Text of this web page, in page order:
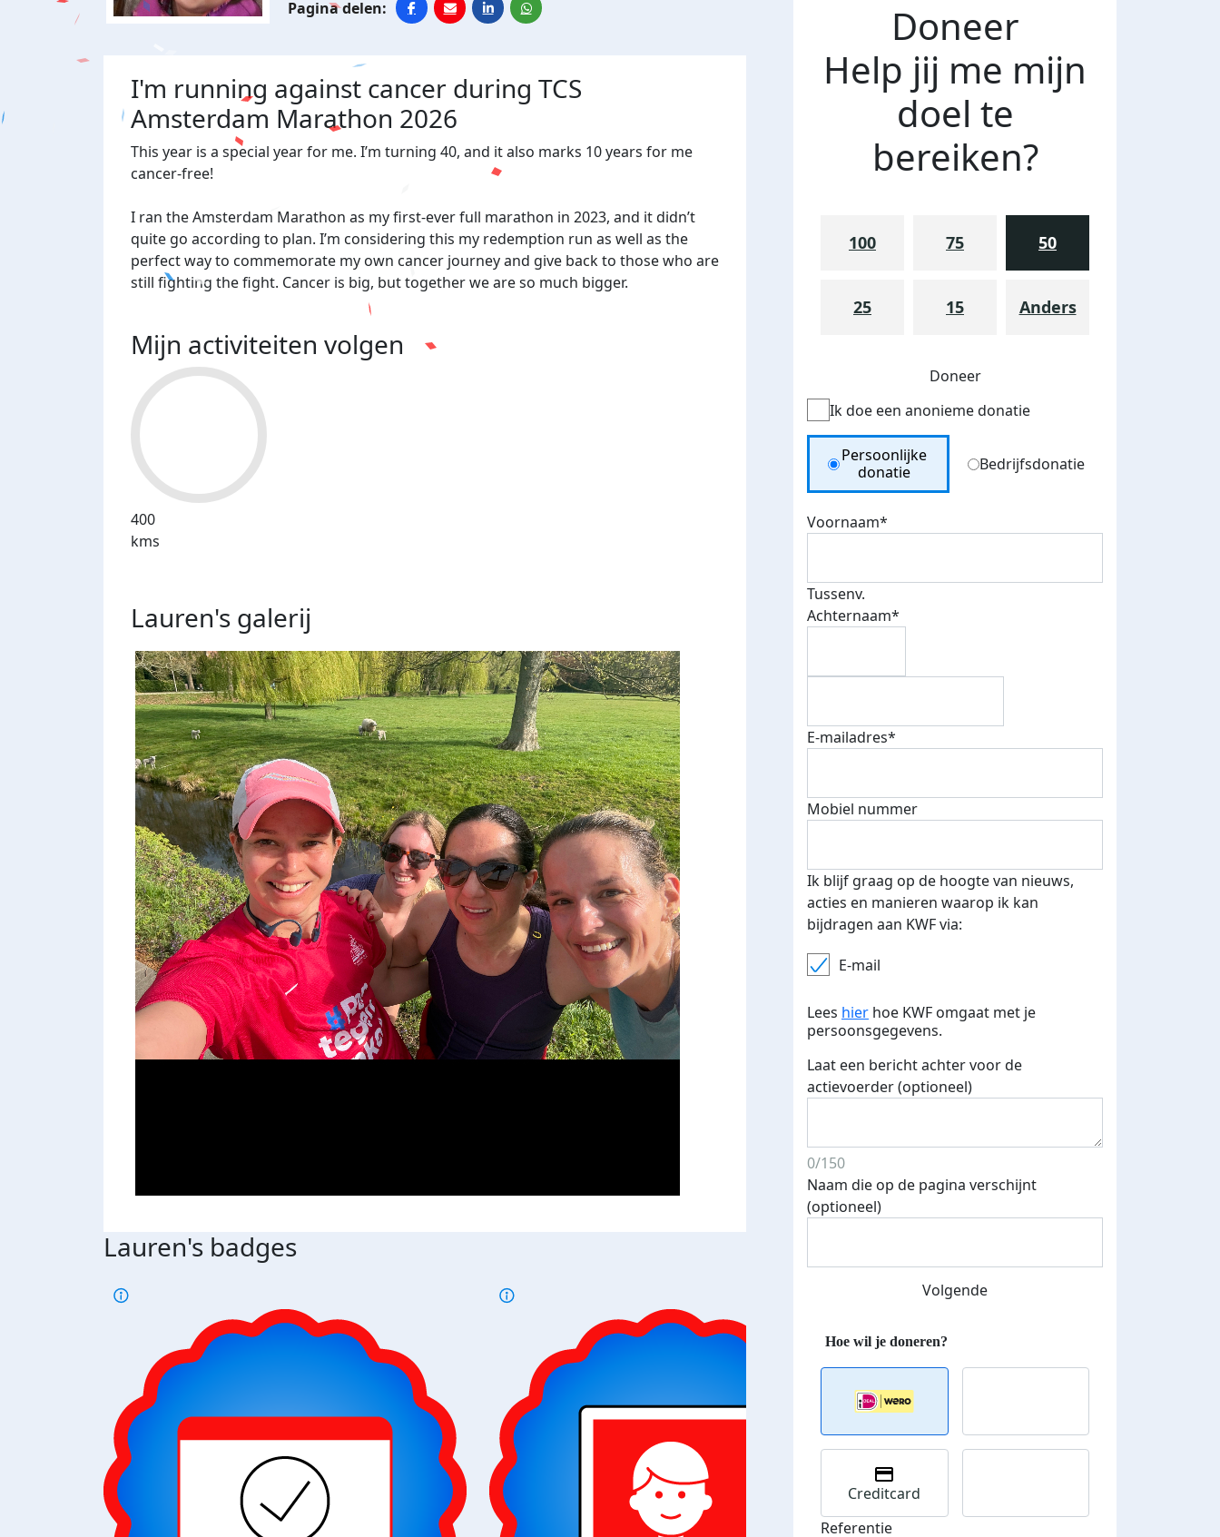
I'm running against cancer during TCS
Amsterdam Marathon 2026
This year is a special year for me. I’m turning 40, and it also marks 10 years for me
cancer-free!
I ran the Amsterdam Marathon as my first-ever full marathon in 2023, and it didn’t
quite go according to plan. I’m considering this my redemption run as well as the
perfect way to commemorate my own cancer journey and give back to those who are
still fighting the fight. Cancer is big, but together we are so much bigger.
Mijn activiteiten volgen
400
kms
Lauren's galerij
Lauren's badges
Doneer
Help jij me mijn
doel te
bereiken?
100 75 50
25 15 Anders
Doneer
Ik doe een anonieme donatie
Donation Type
Persoonlijke
donatie
Bedrijfsdonatie
Voornaam*
Tussenv.
Achternaam*
E-mailadres*
Mobiel nummer
Ik blijf graag op de hoogte van nieuws,
acties en manieren waarop ik kan
bijdragen aan KWF via:
E-mail
Lees hier hoe KWF omgaat met je
persoonsgegevens.
Laat een bericht achter voor de
actievoerder (optioneel)
0/150
Naam die op de pagina verschijnt
(optioneel)
Volgende
Creditcard
Referentie